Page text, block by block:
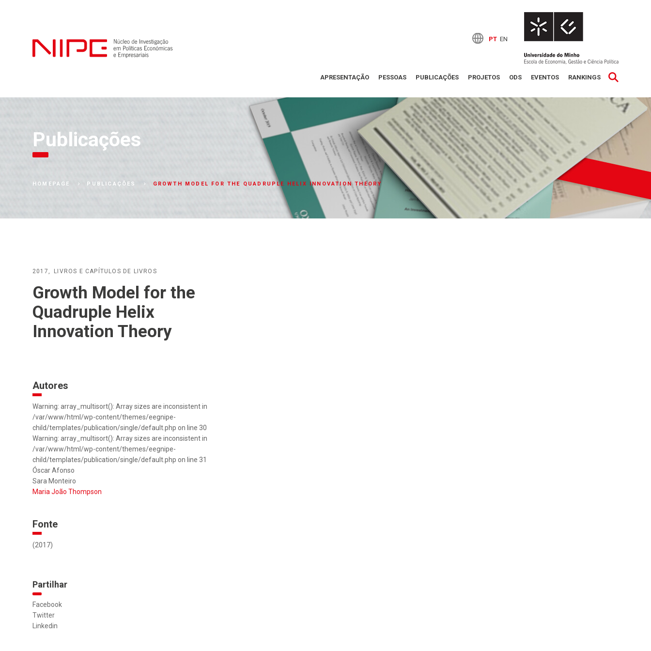
PT EN
APRESENTAÇÃO PESSOAS PUBLICAÇÕES PROJETOS ODS EVENTOS RANKINGS
Publicações
HOMEPAGE PUBLICAÇÕES GROWTH MODEL FOR THE QUADRUPLE HELIX INNOVATION THEORY
2017 LIVROS E CAPÍTULOS DE LIVROS
Growth Model for the
Quadruple Helix
Innovation Theory
Autores
Warning: array_multisort(): Array sizes are inconsistent in
/var/www/html/wp-content/themes/eegnipe-
child/templates/publication/single/default.php on line 30
Warning: array_multisort(): Array sizes are inconsistent in
/var/www/html/wp-content/themes/eegnipe-
child/templates/publication/single/default.php on line 31
Óscar Afonso
Sara Monteiro
Maria João Thompson
Fonte
(2017)
Partilhar
Facebook
Twitter
Linkedin